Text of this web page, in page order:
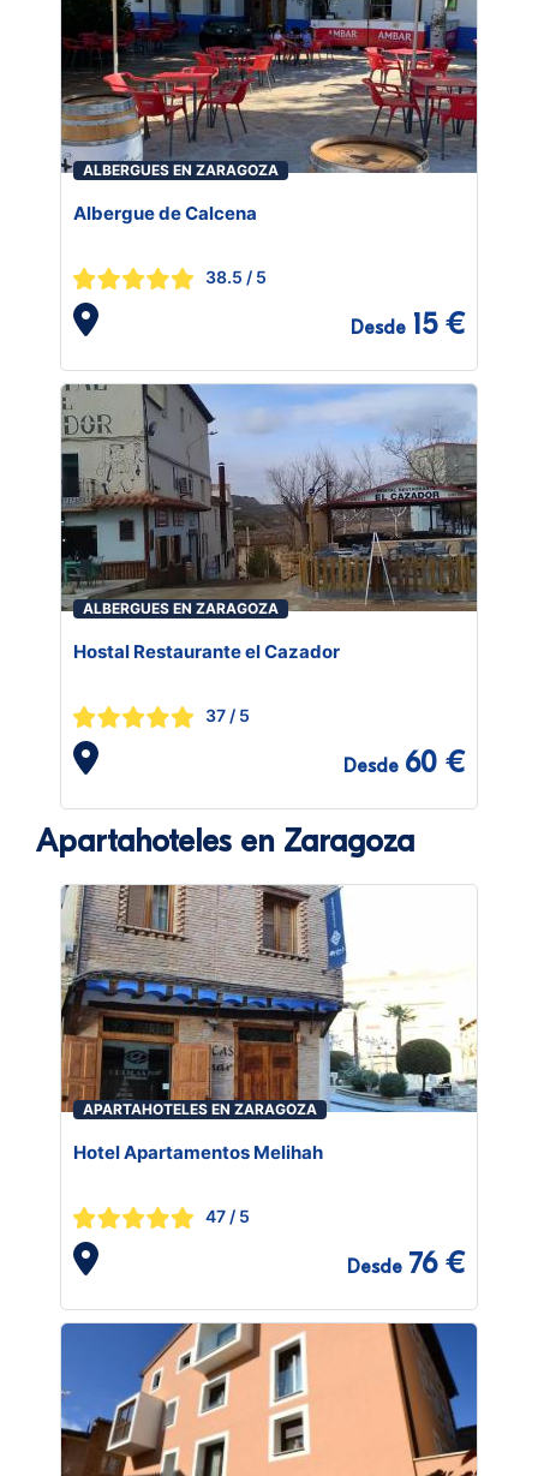
ALBERGUES EN ZARAGOZA
Albergue de Calcena
38.5 / 5
Desde 15 €
ALBERGUES EN ZARAGOZA
Hostal Restaurante el Cazador
37 / 5
Desde 60 €
Apartahoteles en Zaragoza
APARTAHOTELES EN ZARAGOZA
Hotel Apartamentos Melihah
47 / 5
Desde 76 €